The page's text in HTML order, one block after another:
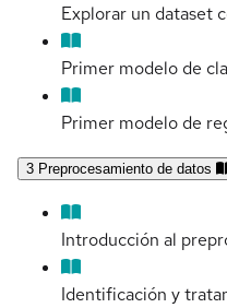
Explorar un dataset
Primer modelo de
Primer modelo de
3 Preprocesamiento de datos
Introducción al
Identificación y